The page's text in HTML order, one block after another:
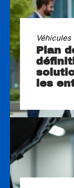
Véhicules
Plan
les